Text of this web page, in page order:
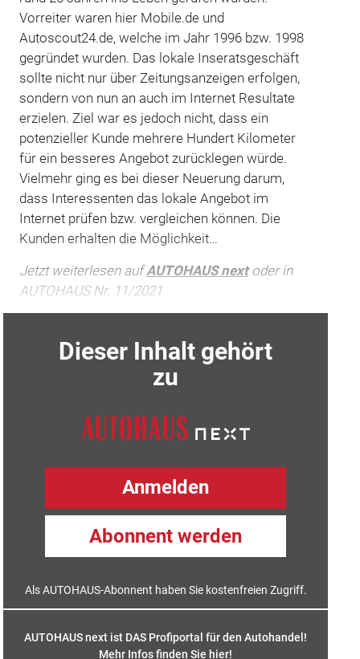
Vorreiter waren hier Mobile.de und
Autoscout24.de, welche im Jahr 1996 bzw. 1998
gegründet wurden. Das lokale Inseratsgeschäft
sollte nicht nur über Zeitungsanzeigen erfolgen,
sondern von nun an auch im Internet Resultate
erzielen. Ziel war es jedoch nicht, dass ein
potenzieller Kunde mehrere Hundert Kilometer
für ein besseres Angebot zurücklegen würde.
Vielmehr ging es bei dieser Neuerung darum,
dass Interessenten das lokale Angebot im
Internet prüfen bzw. vergleichen können. Die
Kunden erhalten die Möglichkeit…
Jetzt weiterlesen aufAUTOHAUS nextoder in
AUTOHAUS Nr. 11/2021
Dieser Inhalt gehört
zu
Anmelden
Abonnent werden
Als AUTOHAUS-Abonnent haben Sie kostenfreien Zugriff.
AUTOHAUS next ist DAS Profiportal für den Autohandel!
Mehr Infos finden Sie hier!